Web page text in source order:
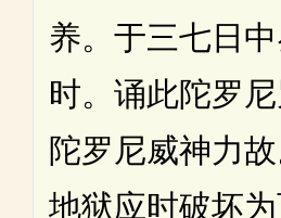
养。于三七日
时。诵此陀罗
陀罗尼威神力
地狱应时破坏为